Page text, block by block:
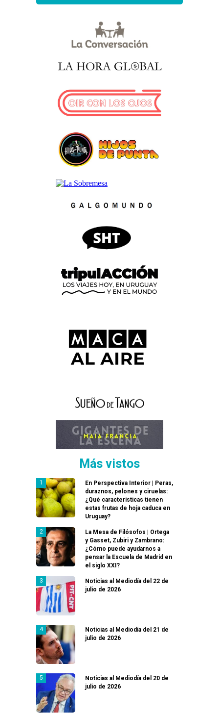
Más vistos
En Perspectiva Interior | Peras,
duraznos, pelones y ciruelas:
¿Qué características tienen
estas frutas de hoja caduca en
Uruguay?
La Mesa de Filósofos | Ortega
y Gasset, Zubiri y Zambrano:
¿Cómo puede ayudarnos a
pensar la Escuela de Madrid en
el siglo XXI?
Noticias al Mediodía del 22 de
julio de 2026
Noticias al Mediodía del 21 de
julio de 2026
Noticias al Mediodía del 20 de
julio de 2026